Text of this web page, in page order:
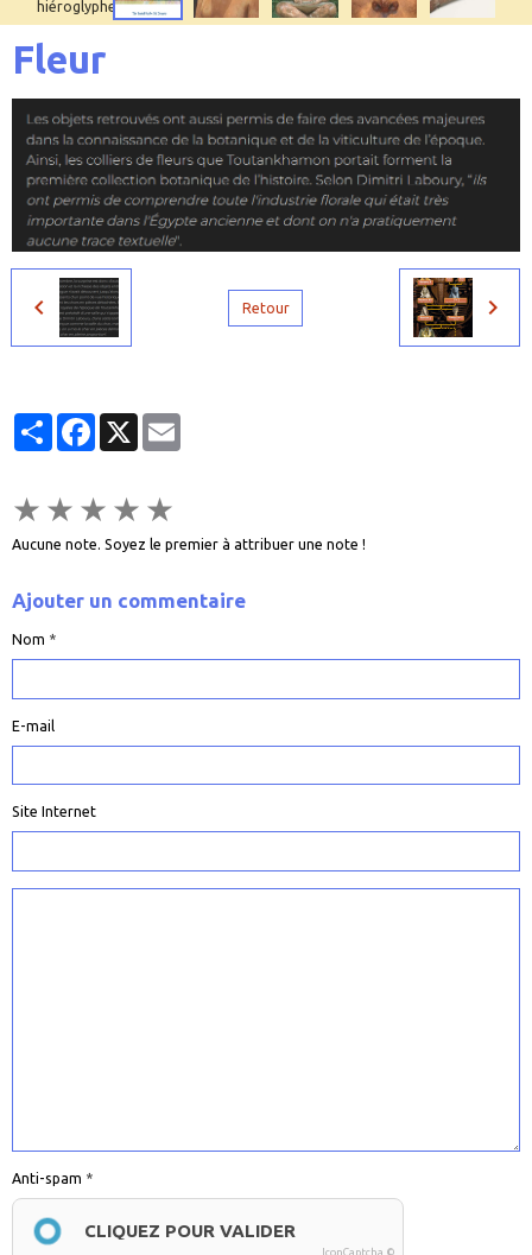
Fleur
Retour
PartagerFacebook
★ ★ ★ ★ ★
Aucune note. Soyez le premier à attribuer une note !
Ajouter un commentaire
Nom
E-mail
Site Internet
Anti-spam
CLIQUEZ POUR VALIDER